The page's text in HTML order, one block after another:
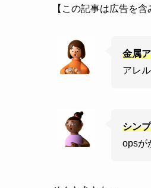
【この記事は広告を含
金属
アレ
シン
opsが